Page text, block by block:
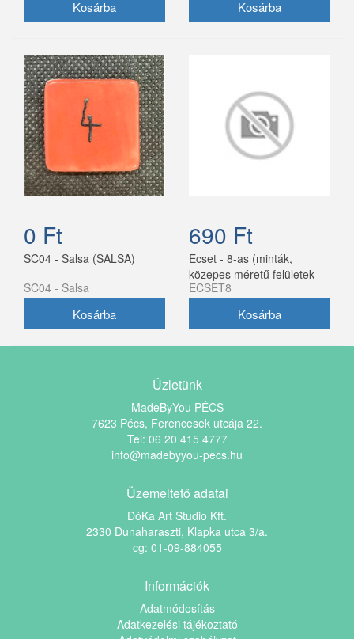
0 Ft
SC04 - Salsa (SALSA)
SC04 - Salsa
690 Ft
Ecset - 8-as (minták,
közepes méretű felületek
kifestésére)
ECSET8
Üzletünk
MadeByYou PÉCS
7623 Pécs, Ferencesek utcája 22.
Tel: 06 20 415 4777
info@madebyyou-pecs.hu
Üzemeltető adatai
DóKa Art Studio Kft.
2330 Dunaharaszti, Klapka utca 3/a.
cg: 01-09-884055
Információk
Adatmódosítás
Adatkezelési tájékoztató